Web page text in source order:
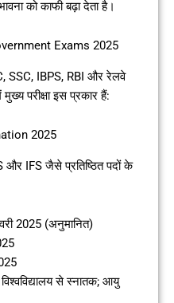
को काफी बढ़ा देता है।
Exams 2025
SSC, IBPS, RBI और रेलवे
परीक्षा इस प्रकार हैं:
2025
और IFS जैसे प्रतिष्ठित पदों के
2025 (अनुमानित)
विश्वविद्यालय से स्नातक; आयु